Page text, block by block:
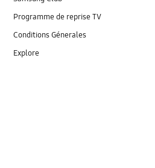
Programme de reprise TV
Conditions Génerales
Explore